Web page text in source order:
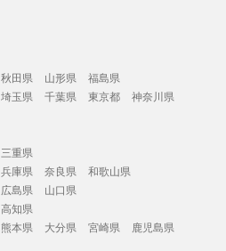
秋田県 山形県
福島県
埼玉県 千葉県 東京都
神奈川県
三重県
兵庫県 奈良県
和歌山県
広島県
山口県
高知県
熊本県 大分県 宮崎県
鹿児島県